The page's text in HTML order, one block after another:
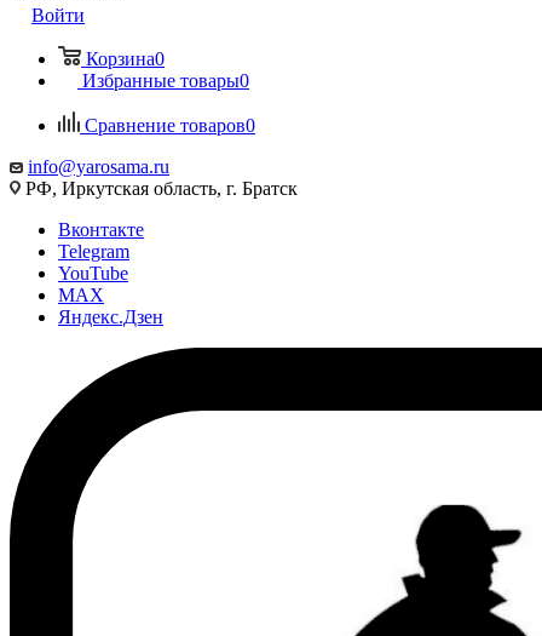
Войти
Корзина0
Избранные товары0
Сравнение товаров0
info@yarosama.ru
РФ, Иркутская область, г. Братск
Вконтакте
Telegram
YouTube
MAX
Яндекс.Дзен